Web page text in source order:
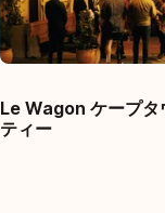
Le Wagon ケープタ
ティー